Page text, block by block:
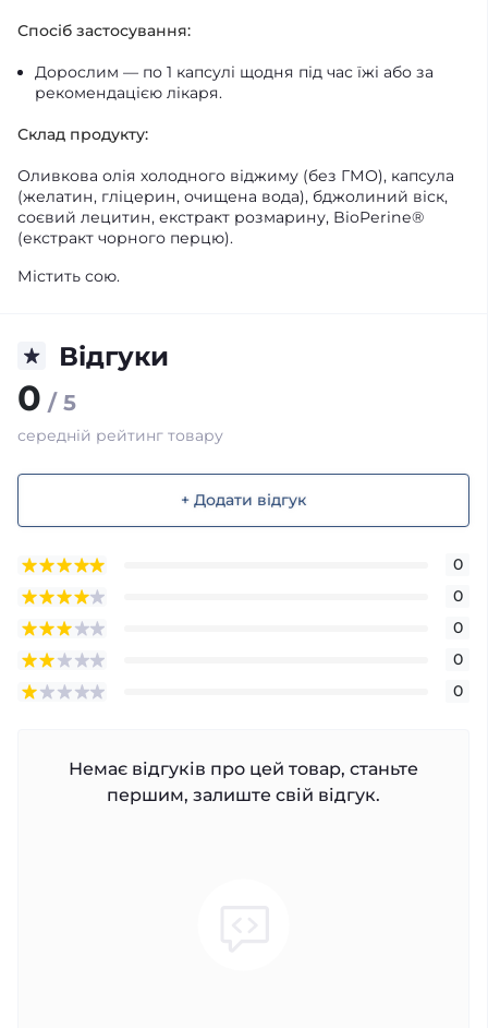
Спосіб застосування:
Дорослим — по 1 капсулі щодня під час їжі або за
рекомендацією лікаря.
Склад продукту:
Оливкова олія холодного віджиму (без ГМО), капсула
(желатин, гліцерин, очищена вода), бджолиний віск,
соєвий лецитин, екстракт розмарину, BioPerine®
(екстракт чорного перцю).
Містить сою.
Відгуки
0 / 5
середній рейтинг товару
+ Додати відгук
0
0
0
0
0
Немає відгуків про цей товар, станьте
першим, залиште свій відгук.